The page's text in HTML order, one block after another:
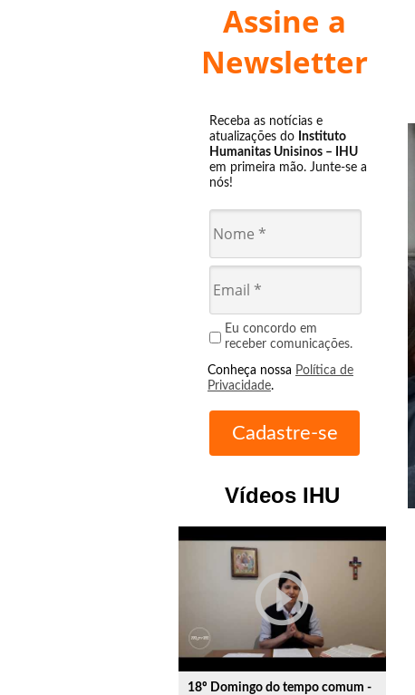
Assine a
Newsletter
Receba as notícias e
atualizações do Instituto
Humanitas Unisinos – IHU
em primeira mão. Junte-se a
nós!
Eu concordo em
receber comunicações.
Conheça nossa Política de
Privacidade.
Vídeos IHU
play_circle_outline
18º Domingo do tempo comum -